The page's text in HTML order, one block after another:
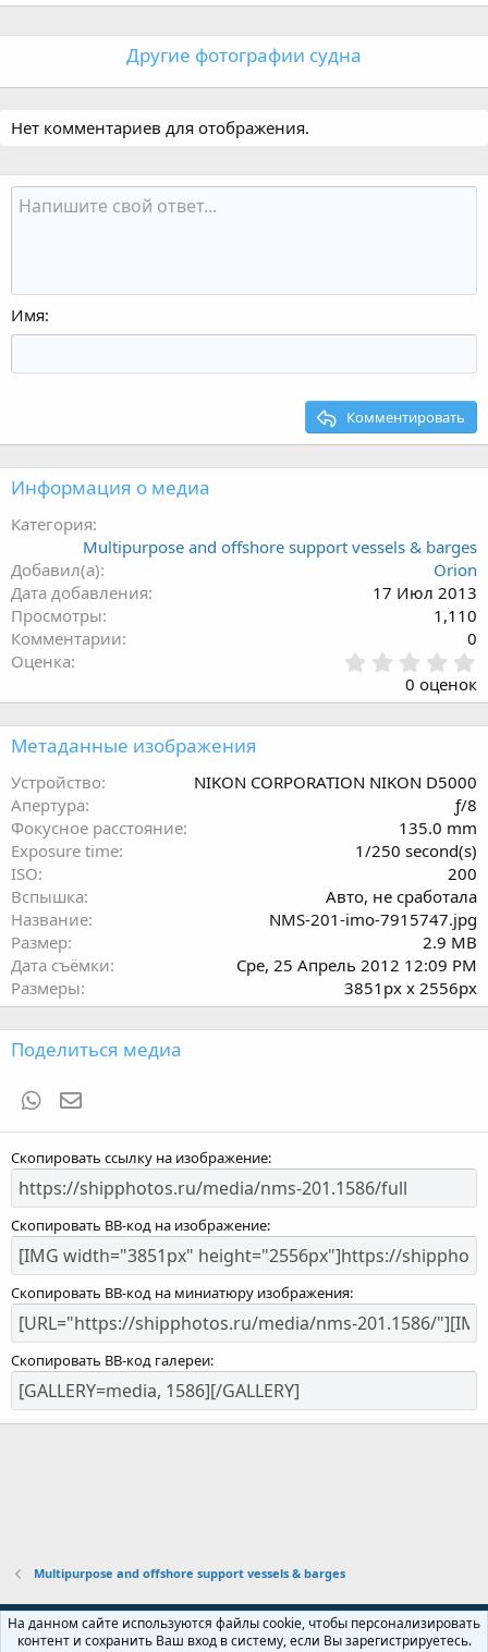
Другие фотографии судна
Нет комментариев для отображения.
Имя
Комментировать
Информация о медиа
Категория
Multipurpose and offshore support vessels & barges
Добавил(а)
Orion
Дата добавления
17 Июл 2013
Просмотры
1,110
Комментарии
0
Оценка
.
0
0
0 оценок
Метаданные изображения
Устройство
NIKON CORPORATION NIKON D5000
Апертура
ƒ/8
Фокусное расстояние
135.0 mm
Exposure time
1/250 second(s)
ISO
200
Вспышка
Авто, не сработала
Название
NMS-201-imo-7915747.jpg
Размер
2.9 MB
Дата съёмки
Сре, 25 Апрель 2012 12:09 PM
Размеры
3851px x 2556px
Поделиться медиа
WhatsApp
Скопировать ссылку на изображение
Скопировать BB-код на изображение
Скопировать BB-код на миниатюру изображения
Скопировать BB-код галереи
Multipurpose and offshore support vessels & barges
Russian (RU)
На данном сайте используются файлы cookie, чтобы персонализировать
контент и сохранить Ваш вход в систему, если Вы зарегистрируетесь.